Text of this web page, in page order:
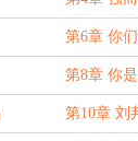
第6章 你
第8章 你
第10章 刘